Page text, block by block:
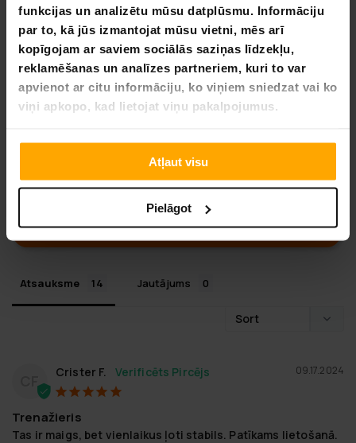
funkcijas un analizētu mūsu datplūsmu. Informāciju
par to, kā jūs izmantojat mūsu vietni, mēs arī
kopīgojam ar saviem sociālās saziņas līdzekļu,
reklamēšanas un analīzes partneriem, kuri to var
apvienot ar citu informāciju, ko viņiem sniedzat vai ko
viņi apkopo, kad lietojat viņu pakalpojumus.
Atļaut visu
Pielāgot
4,6 Balstoties uz 14 autsauksmēm
10
UZDOT JAUTĀJUMU
Atsauksme Jautājums
CF
09.17.2024
Crister F.
Trenažieris
Tas ir maigs, bet vienlaikus ļoti stabils. Patīkams lietošanā.